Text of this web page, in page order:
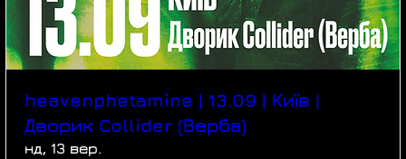
heavenphetamine | 13.09 | Київ |
Дворик Collider (Верба)
нд, 13 вер.